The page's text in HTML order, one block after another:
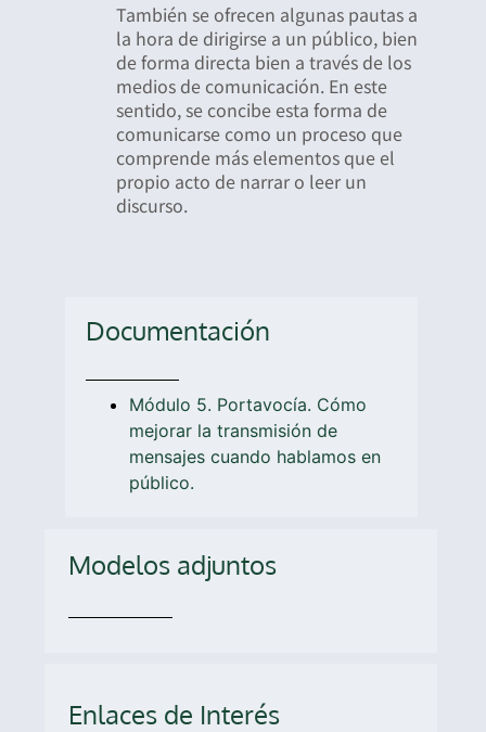
También se ofrecen algunas pautas a
la hora de dirigirse a un público, bien
de forma directa bien a través de los
medios de comunicación. En este
sentido, se concibe esta forma de
comunicarse como un proceso que
comprende más elementos que el
propio acto de narrar o leer un
discurso.
Documentación
Módulo 5. Portavocía. Cómo
mejorar la transmisión de
mensajes cuando hablamos en
público.
Modelos adjuntos
Enlaces de Interés